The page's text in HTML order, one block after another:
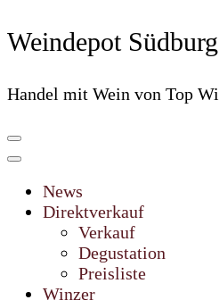
Weindepot
Handel mit Wein von Top
News
Direktverkauf
Verkauf
Degustation
Preisliste
Winzer